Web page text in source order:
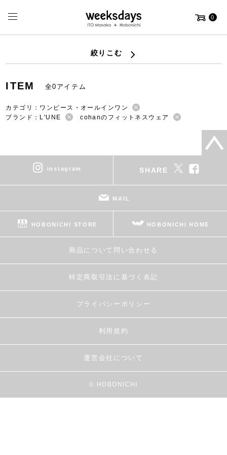
0
絞りこむ
ITEM 全0アイテム
カテゴリ：ワンピース・オールインワン
ブランド：L'UNE
cohanのフィットネスウェア
instagram SHARE
MAIL
HOBONICHI STORE HOBONICHI HOME
商品について問い合わせる
特定商取引法に基づく表記
プライバシーポリシー
利用規約
運営会社について
© HOBONICHI